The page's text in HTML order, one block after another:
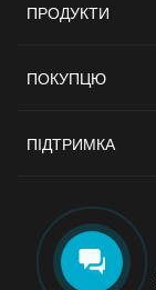
ПРОДУКТИ
ПОКУПЦЮ
ПІДТРИМКА